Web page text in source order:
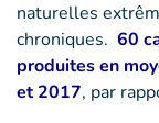
naturelles
chroniques. 60
produites en
et 2017, par